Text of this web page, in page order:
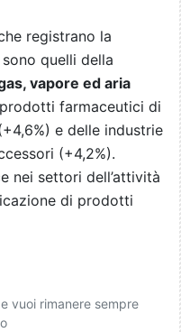
registrano la
quelli della
vapore ed aria
farmaceutici di
e delle industrie
(+4,2%).
nei settori dell’attività
di prodotti
vuoi rimanere sempre